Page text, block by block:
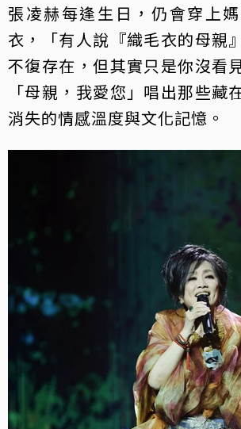
張凌赫每逢生日，仍會穿上
衣，「有人說『織毛衣的母親
不復存在，但其實只是你沒看
「母親，我愛您」唱出那些藏
消失的情感溫度與文化記憶。